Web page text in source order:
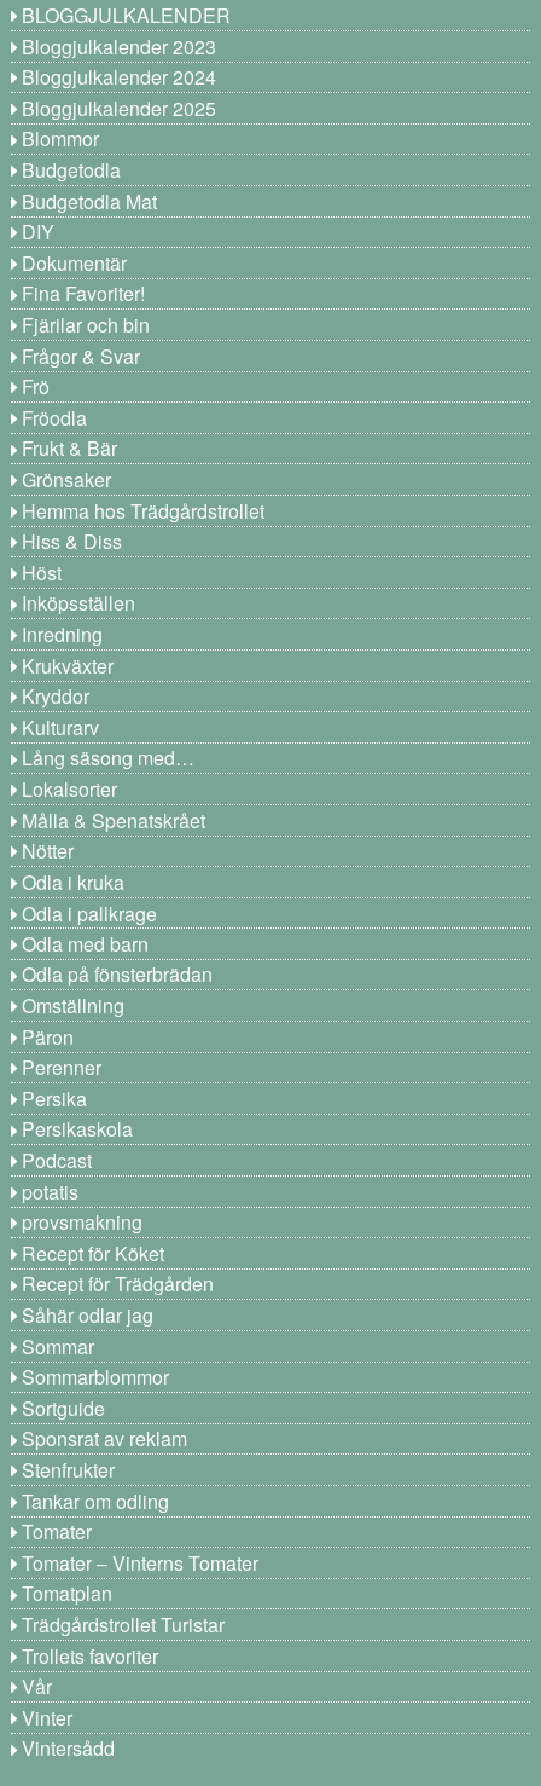
BLOGGJULKALENDER
Bloggjulkalender 2023
Bloggjulkalender 2024
Bloggjulkalender 2025
Blommor
Budgetodla
Budgetodla Mat
DIY
Dokumentär
Fina Favoriter!
Fjärilar och bin
Frågor & Svar
Frö
Fröodla
Frukt & Bär
Grönsaker
Hemma hos Trädgårdstrollet
Hiss & Diss
Höst
Inköpsställen
Inredning
Krukväxter
Kryddor
Kulturarv
Lång säsong med…
Lokalsorter
Målla & Spenatskrået
Nötter
Odla i kruka
Odla i pallkrage
Odla med barn
Odla på fönsterbrädan
Omställning
Päron
Perenner
Persika
Persikaskola
Podcast
potatis
provsmakning
Recept för Köket
Recept för Trädgården
Såhär odlar jag
Sommar
Sommarblommor
Sortguide
Sponsrat av reklam
Stenfrukter
Tankar om odling
Tomater
Tomater – Vinterns Tomater
Tomatplan
Trädgårdstrollet Turistar
Trollets favoriter
Vår
Vinter
Vintersådd